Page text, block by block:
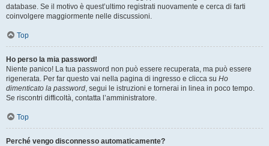
database. Se il motivo è quest’ultimo registrati nuovamente e cerca di farti
coinvolgere maggiormente nelle discussioni.
Top
Ho perso la mia password!
Niente panico! La tua password non può essere recuperata, ma può essere
rigenerata. Per far questo vai nella pagina di ingresso e clicca su Ho
dimenticato la password, segui le istruzioni e tornerai in linea in poco tempo.
Se riscontri difficoltà, contatta l’amministratore.
Top
Perché vengo disconnesso automaticamente?